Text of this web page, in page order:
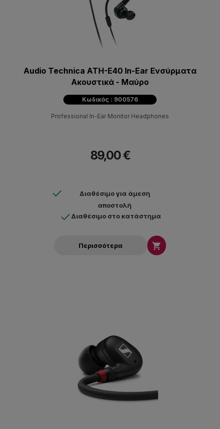
Audio Technica ATH-E40 In-Ear Ενσύρματα
Ακουστικά - Μαύρο
Κωδικός : 900576
Professional In-Ear Monitor Headphones
89,00 €
Διαθέσιμο για άμεση
αποστολή
Διαθέσιμο στο κατάστημα
Περισσότερα 